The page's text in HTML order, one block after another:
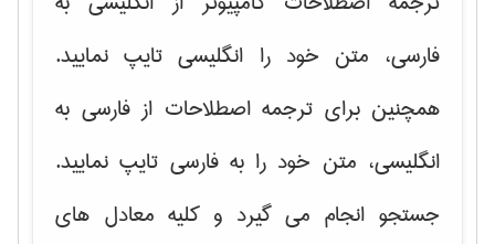
فارسی، متن خود را انگلیسی تایپ نمایید.
همچنین برای ترجمه اصطلاحات از فارسی به
انگلیسی، متن خود را به فارسی تایپ نمایید.
جستجو انجام می گیرد و کلیه معادل های